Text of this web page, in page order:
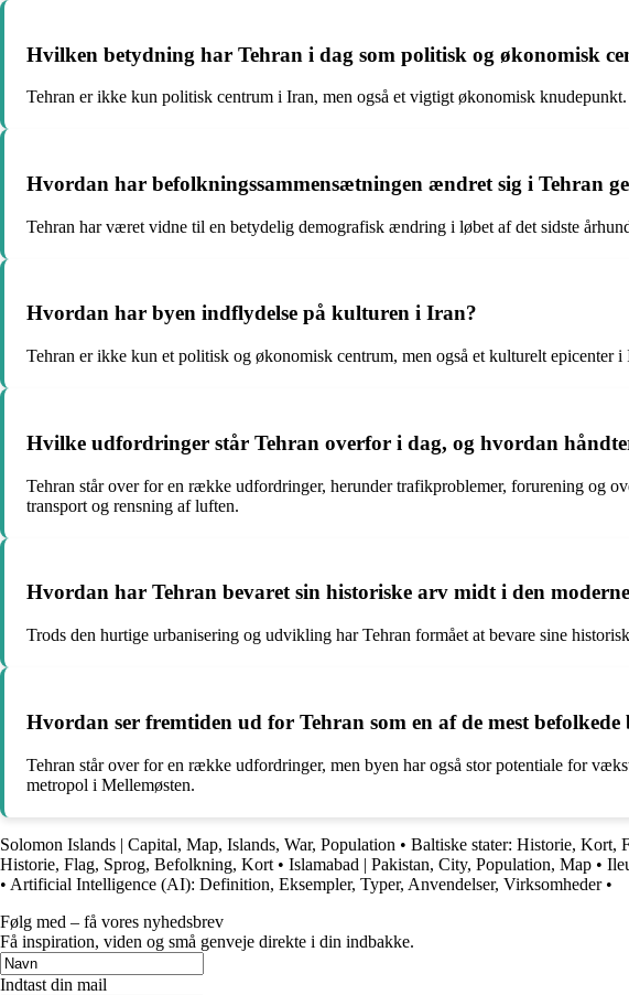
Hvilken betydning har Tehran i dag som politisk og økonomisk
Tehran er ikke kun politisk centrum i Iran, men også et vigtigt økonomisk
Hvordan har befolkningssammensætningen ændret sig i Tehran
Tehran har været vidne til en betydelig demografisk ændring i løbet af det sidste
Hvordan har byen indflydelse på kulturen i Iran?
Tehran er ikke kun et politisk og økonomisk centrum, men også et kulturelt epicenter
Hvilke udfordringer står Tehran overfor i dag, og hvordan
Tehran står over for en række udfordringer, herunder trafikproblemer, forurening og
transport og rensning af luften.
Hvordan har Tehran bevaret sin historiske arv midt i den
Trods den hurtige urbanisering og udvikling har Tehran formået at bevare sine
Hvordan ser fremtiden ud for Tehran som en af de mest befolkede
Tehran står over for en række udfordringer, men byen har også stor potentiale for
metropol i Mellemøsten.
Solomon Islands | Capital, Map, Islands, War, Population • Baltiske stater: Historie, Kort,
Historie, Flag, Sprog, Befolkning, Kort • Islamabad | Pakistan, City, Population, Map •
• Artificial Intelligence (AI): Definition, Eksempler, Typer, Anvendelser, Virksomheder•
Følg med – få vores nyhedsbrev
Få inspiration, viden og små genveje direkte i din indbakke.
Indtast din mail